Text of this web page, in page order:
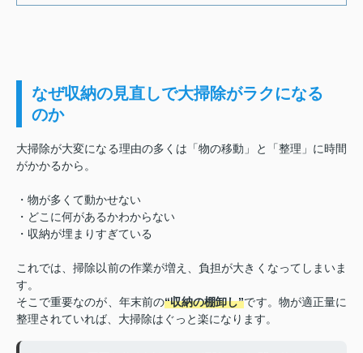
なぜ収納の見直しで大掃除がラクになる
のか
大掃除が大変になる理由の多くは「物の移動」と「整理」に時間
がかかるから。
・物が多くて動かせない
・どこに何があるかわからない
・収納が埋まりすぎている
これでは、掃除以前の作業が増え、負担が大きくなってしまいま
す。
そこで重要なのが、年末前の“収納の棚卸し”です。物が適正量に
整理されていれば、大掃除はぐっと楽になります。